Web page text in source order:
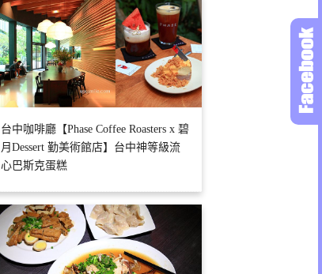
台中咖啡廳【Phase Coffee Roasters x 碧
月Dessert 勤美術館店】台中神等級流
心巴斯克蛋糕